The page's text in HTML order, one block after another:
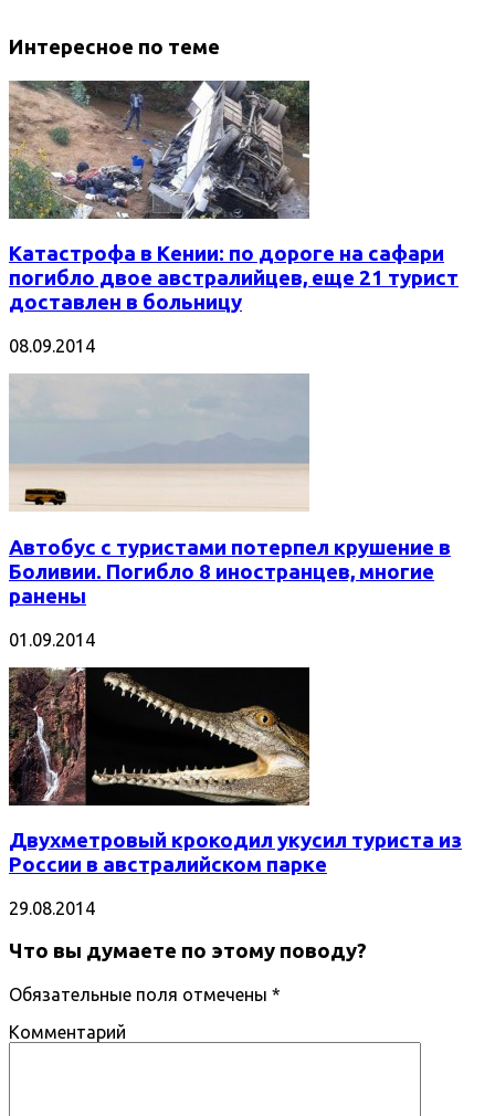
Интересное по теме
Катастрофа в Кении: по дороге на сафари
погибло двое австралийцев, еще 21 турист
доставлен в больницу
08.09.2014
Автобус с туристами потерпел крушение в
Боливии. Погибло 8 иностранцев, многие
ранены
01.09.2014
Двухметровый крокодил укусил туриста из
России в австралийском парке
29.08.2014
Что вы думаете по этому поводу?
Обязательные поля отмечены *
Комментарий